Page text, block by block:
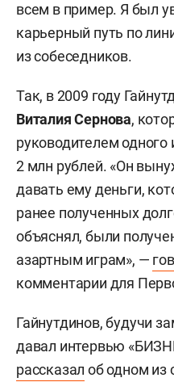
всем в пример. Я был
карьерный путь по
из собеседников.
Так, в 2009 году
Виталия Сернова,
руководителем одного
2 млн рублей. «Он
давать ему деньги,
ранее полученных
объяснял, были
азартным играм», —
комментарии для
Гайнутдинов, будучи
давал интервью
рассказал об одном из